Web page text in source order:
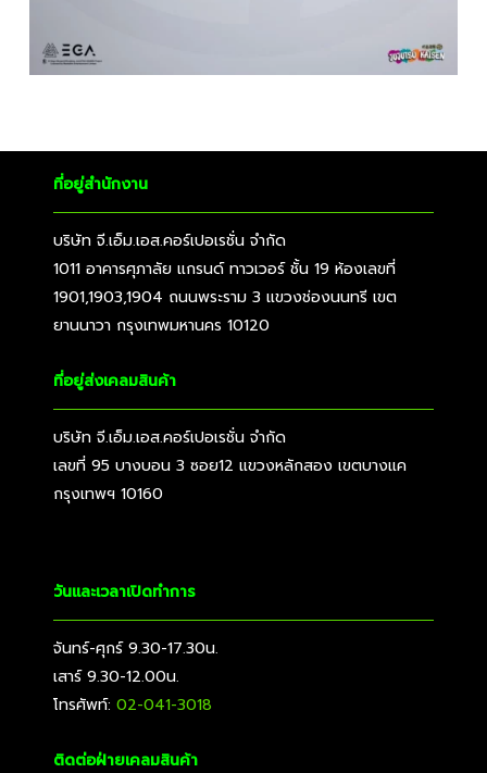
ที่อยู่สำนักงาน
บริษัท จี.เอ็ม.เอส.คอร์เปอเรชั่น จำกัด
1011 อาคารศุภาลัย แกรนด์ ทาวเวอร์ ชั้น 19 ห้องเลขที่
1901,1903,1904 ถนนพระราม 3 แขวงช่องนนทรี เขต
ยานนาวา กรุงเทพมหานคร 10120
ที่อยู่ส่งเคลมสินค้า
บริษัท จี.เอ็ม.เอส.คอร์เปอเรชั่น จำกัด
เลขที่ 95 บางบอน 3 ซอย12 แขวงหลักสอง เขตบางแค
กรุงเทพฯ 10160
วันและเวลาเปิดทำการ
จันทร์-ศุกร์ 9.30-17.30น.
เสาร์ 9.30-12.00น.
โทรศัพท์: 02-041-3018
ติดต่อฝ่ายเคลมสินค้า